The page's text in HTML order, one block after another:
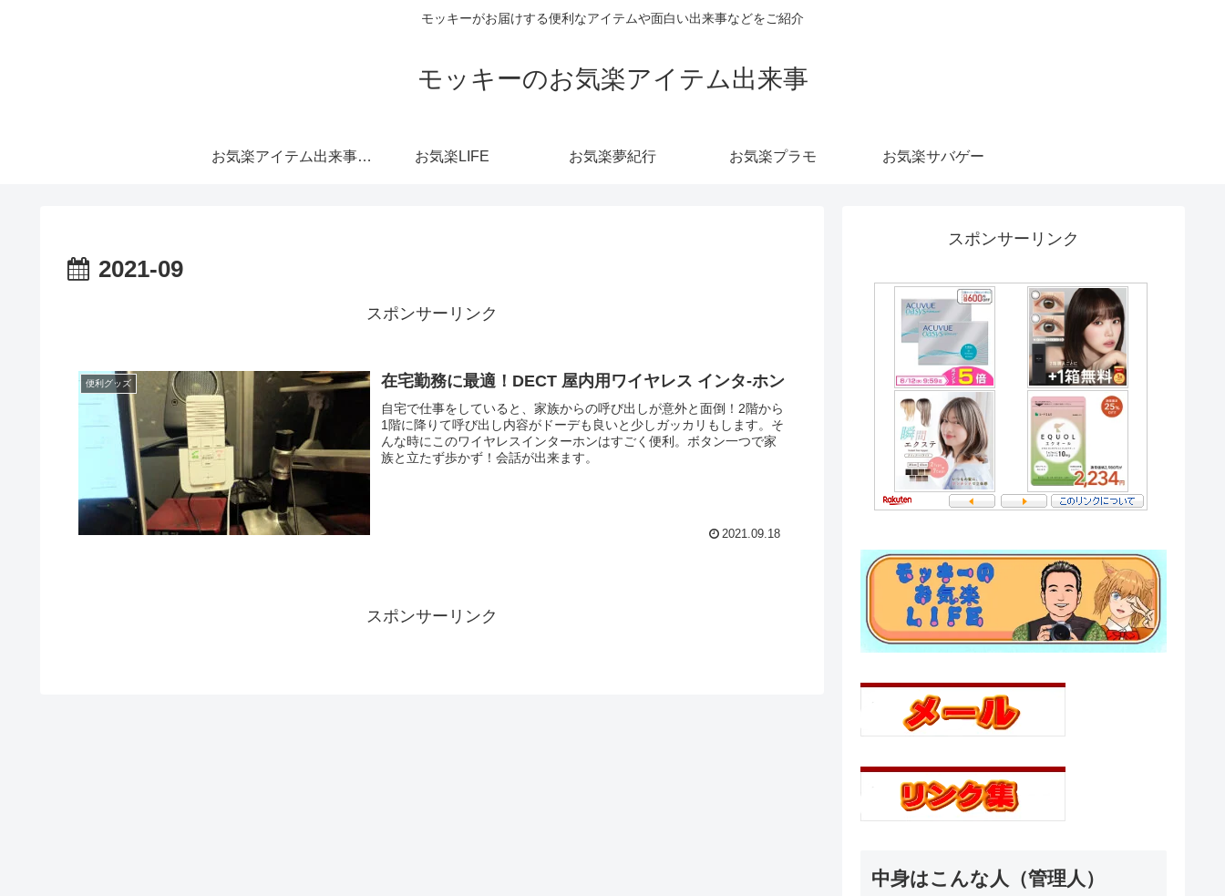
モッキーがお届けする便利なアイテムや面白い出来事などをご紹介
モッキーのお気楽アイテム出来事
お気楽アイテム出来事 メイン お気楽LIFE お気楽夢紀行 お気楽プラモ お気楽サバゲー
2021-09
スポンサーリンク
便利グッズ 在宅勤務に最適！DECT 屋内用ワイヤレス インタ-ホン
自宅で仕事をしていると、家族からの呼び出しが意外と面倒！2階から
1階に降りて呼び出し内容がドーデも良いと少しガッカリもします。そ
んな時にこのワイヤレスインターホンはすごく便利。ボタン一つで家
族と立たず歩かず！会話が出来ます。
2021.09.18
スポンサーリンク
スポンサーリンク
中身はこんな人（管理人）